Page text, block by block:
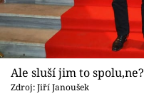
Ale sluší jim to spolu,ne?
Zdroj: Jiří Janoušek